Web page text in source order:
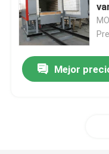
Hogar Mejor